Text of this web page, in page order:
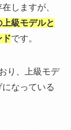
しますが、
級モデルと
ドです。
り、上級モデ
なっている